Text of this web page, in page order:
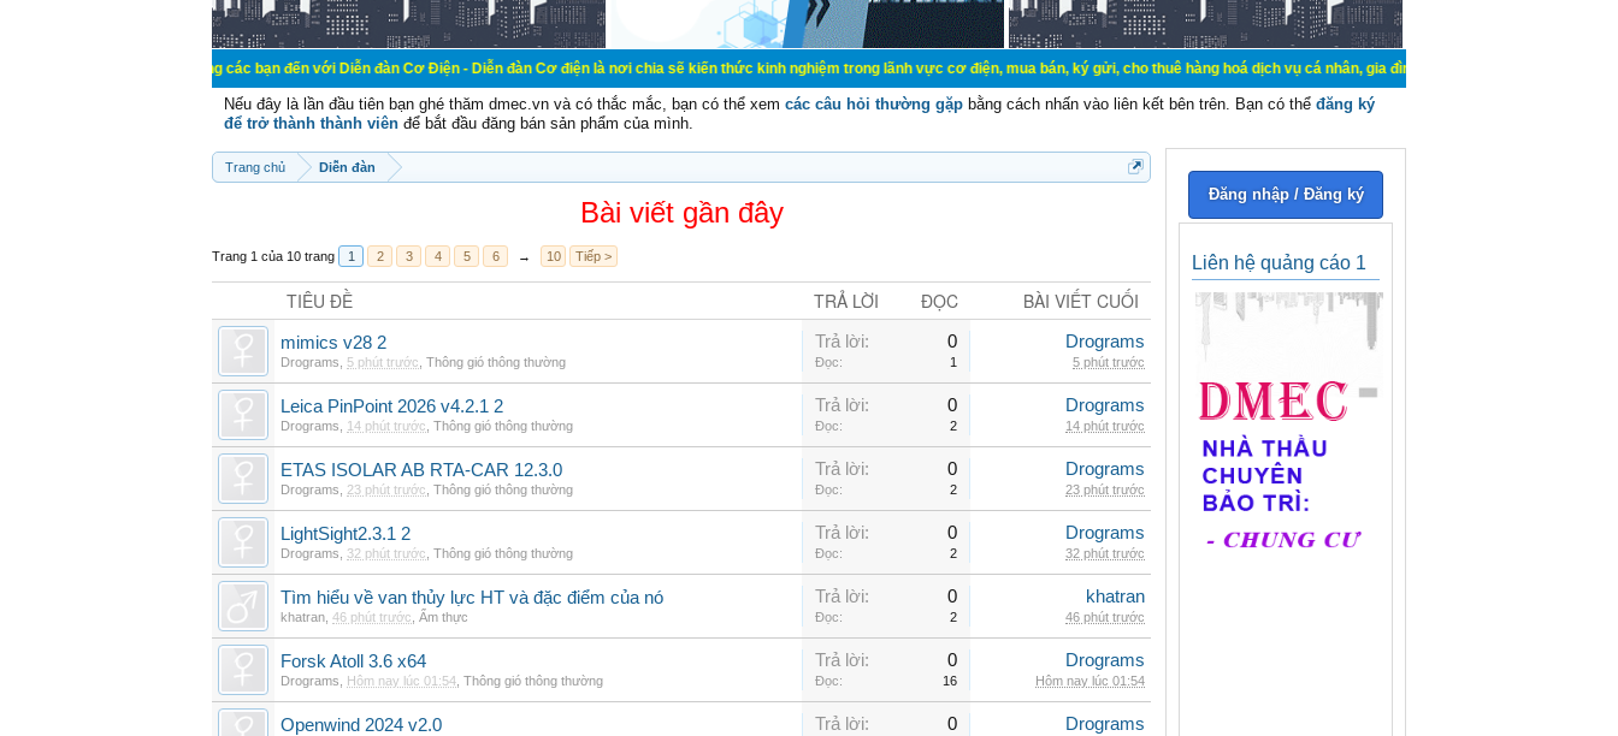
Chào mừng các bạn đến với Diễn đàn Cơ Điện - Diễn đàn Cơ điện là nơi chia sẽ kiến thức kinh nghiệm trong lãnh vực cơ điện, mua bán, ký gửi, cho thuê hàng hoá dịch vụ cá nhân, gia đình. Mua bán, ký gửi, cho thuê thiết
Nếu đây là lần đầu tiên bạn ghé thăm dmec.vn và có thắc mắc, bạn có thể xem các câu hỏi thường gặp bằng cách nhấn vào liên kết bên trên. Bạn có thể đăng ký
để trở thành thành viên để bắt đầu đăng bán sản phẩm của mình.
Trang chủ Diễn đàn
Bài viết gần đây
Trang 1 của 10 trang 1 2 3 4 5 6 → 10 Tiếp >
TIÊU ĐỀ TRẢ LỜI ĐỌC BÀI VIẾT CUỐI
mimics v28 2
Drograms 5 phút trước Thông gió thông thường
Trả lời: 0
Đọc: 1
Drograms
5 phút trước
Leica PinPoint 2026 v4.2.1 2
Drograms 14 phút trước Thông gió thông thường
Trả lời: 0
Đọc: 2
Drograms
14 phút trước
ETAS ISOLAR AB RTA-CAR 12.3.0
Drograms 23 phút trước Thông gió thông thường
Trả lời: 0
Đọc: 2
Drograms
23 phút trước
LightSight2.3.1 2
Drograms 32 phút trước Thông gió thông thường
Trả lời: 0
Đọc: 2
Drograms
32 phút trước
Tìm hiểu về van thủy lực HT và đặc điểm của nó
khatran 46 phút trước Ẩm thực
Trả lời: 0
Đọc: 2
khatran
46 phút trước
Forsk Atoll 3.6 x64
Drograms Hôm nay lúc 01:54 Thông gió thông thường
Trả lời: 0
Đọc: 16
Drograms
Hôm nay lúc 01:54
Openwind 2024 v2.0 Trả lời: 0 Drograms
Đăng nhập / Đăng ký
Liên hệ quảng cáo 1